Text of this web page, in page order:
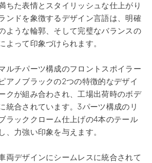
ちた表情とスタイリッシュな仕上がり
ンドを象徴するデザイン言語は、明確
ような輪郭、そして完璧なバランスの
よって印象づけられます。
ルチパーツ構成のフロントスポイラー
アノブラックの2つの特徴的なデザイ
クが組み合わされ、工場出荷時のボデ
統合されています。3パーツ構成のリ
ラッククローム仕上げの4本のテール
、力強い印象を与えます。
両デザインにシームレスに統合されて